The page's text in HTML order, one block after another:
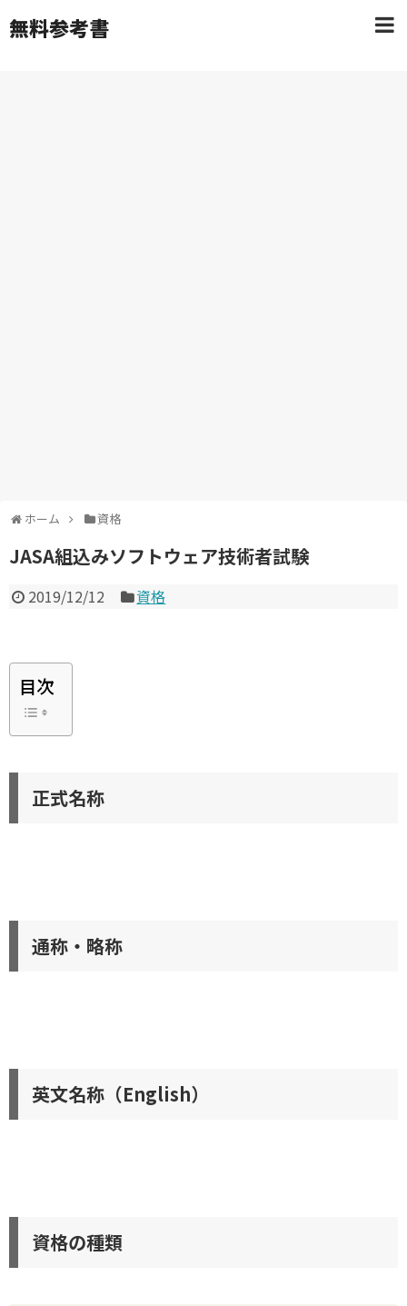
無料参考書
ホーム 資格
JASA組込みソフトウェア技術者試験
2019/12/12 資格
目次
正式名称
通称・略称
英文名称（English）
資格の種類